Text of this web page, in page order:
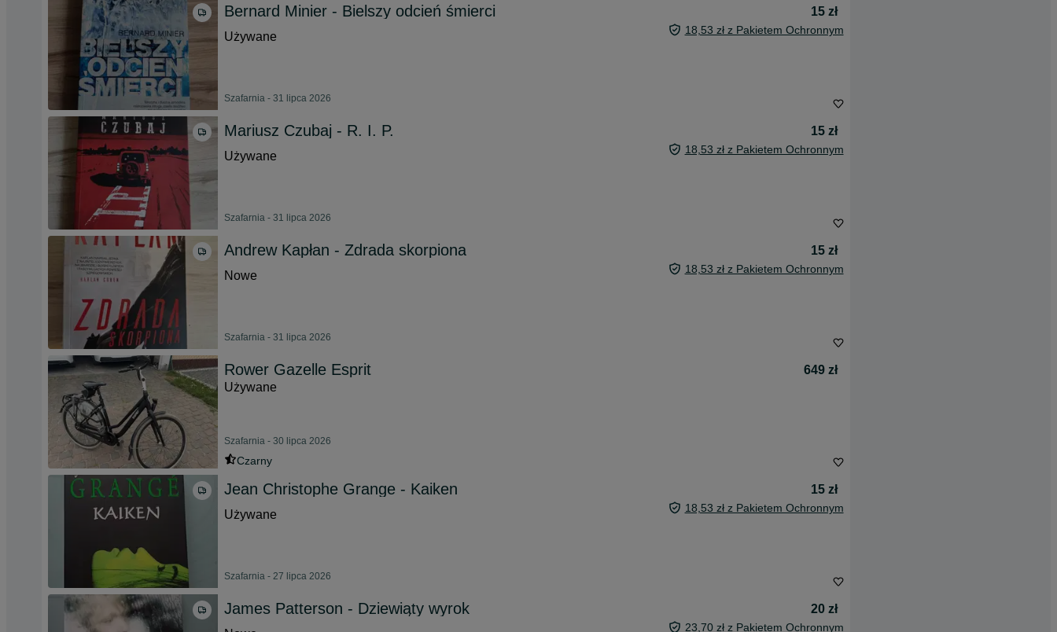
Bernard Minier - Bielszy odcień śmierci
15 zł
Używane
18,53 zł z Pakietem Ochronnym
Szafarnia - 31 lipca 2026
Mariusz Czubaj - R. I. P.
15 zł
Używane
18,53 zł z Pakietem Ochronnym
Szafarnia - 31 lipca 2026
Andrew Kapłan - Zdrada skorpiona
15 zł
Nowe
18,53 zł z Pakietem Ochronnym
Szafarnia - 31 lipca 2026
Rower Gazelle Esprit
649 zł
Używane
Szafarnia - 30 lipca 2026
Czarny
Jean Christophe Grange - Kaiken
15 zł
Używane
18,53 zł z Pakietem Ochronnym
Szafarnia - 27 lipca 2026
James Patterson - Dziewiąty wyrok
20 zł
23,70 zł z Pakietem Ochronnym